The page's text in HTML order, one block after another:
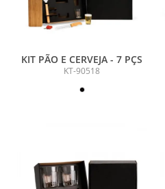
KIT PÃO E CERVEJA - 7 PÇS
KT-90518